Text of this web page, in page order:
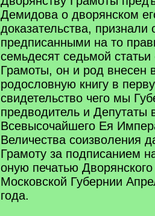
Демидова о дворянском
доказательства,
предписанными на то
семьдесят седьмой
Грамоты, он и род внесен
родословную книгу в
свидетельство чего мы
предводитель и Депутаты
Всевысочайшего Ея
Величества соизволения
Грамоту за подписанием
оную печатью
Московской Губернии
года.